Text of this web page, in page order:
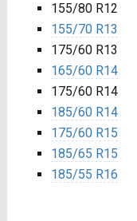
155/80 R12
155/70 R13
175/60 R13
165/60 R14
175/60 R14
185/60 R14
175/60 R15
185/65 R15
185/55 R16